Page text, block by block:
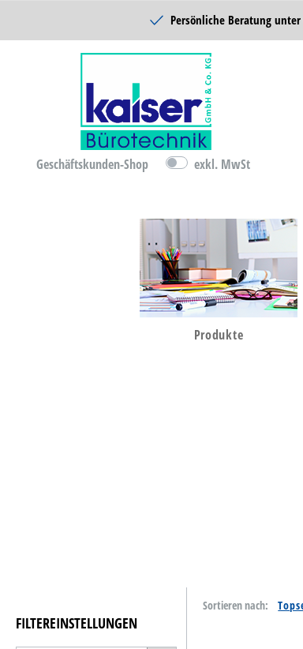
Persönliche Beratung unter
Geschäftskunden-Shop exkl. MwSt
Produkte
Bürobedarf
Büromöbel & Einrichten
Catering & Food
FILTEREINSTELLUNGEN
Sortieren nach:
Schulbedarf
Catering & Food
Technik
Lager- &
Betriebsausstattung
D-Ware